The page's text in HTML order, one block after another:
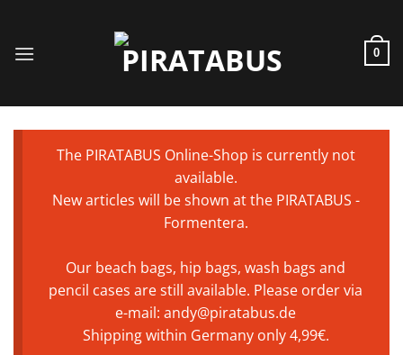
contenido
0
The PIRATABUS Online-Shop is currently not
available.
New articles will be shown at the PIRATABUS -
Formentera.
Our beach bags, hip bags, wash bags and
pencil cases are still available. Please order via
e-mail: andy@piratabus.de
Shipping within Germany only 4,99€.